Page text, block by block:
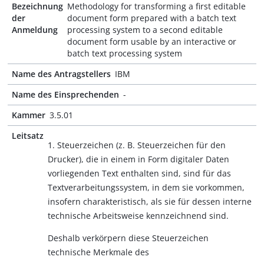
Bezeichnung
der
Anmeldung
Methodology for transforming a first editable
document form prepared with a batch text
processing system to a second editable
document form usable by an interactive or
batch text processing system
Name des Antragstellers IBM
Name des Einsprechenden -
Kammer 3.5.01
Leitsatz
1. Steuerzeichen (z. B. Steuerzeichen für den
Drucker), die in einem in Form digitaler Daten
vorliegenden Text enthalten sind, sind für das
Textverarbeitungssystem, in dem sie vorkommen,
insofern charakteristisch, als sie für dessen interne
technische Arbeitsweise kennzeichnend sind.
Deshalb verkörpern diese Steuerzeichen
technische Merkmale des